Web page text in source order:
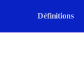
Définitions